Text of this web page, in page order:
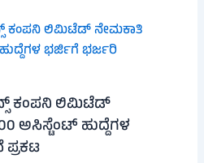
ಕಂಪನಿ ಲಿಮಿಟೆಡ್
ಅಸಿಸ್ಟೆಂಟ್ ಹುದ್ದೆಗಳ